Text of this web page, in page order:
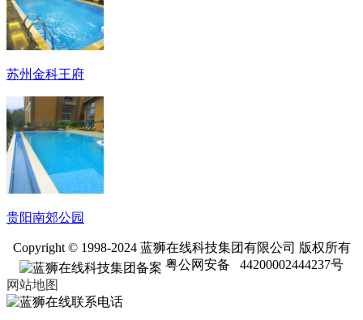
苏州金科王府
贵阳南郊公园
Copyright © 1998-2024 蓝狮在线科技集团有限公司 版权所有
粤公网安备 44200002444237号
网站地图